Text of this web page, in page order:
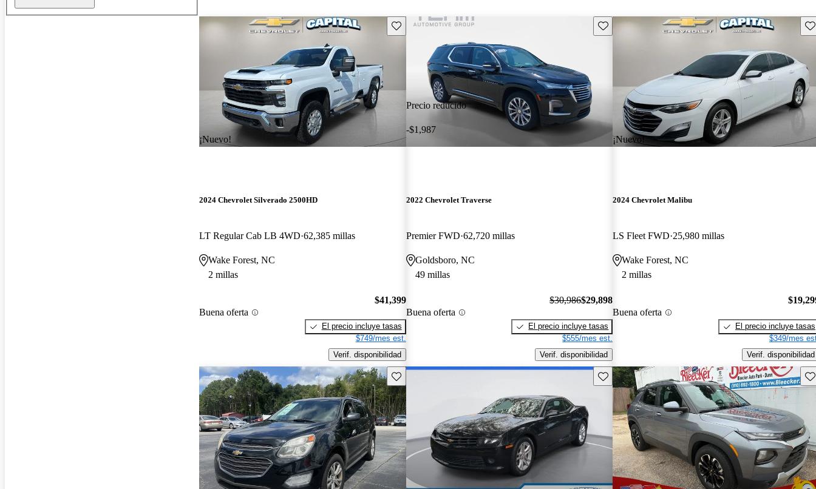
¡Nuevo!
Guarda este Aviso
2024 Chevrolet Silverado 2500HD
LT Regular Cab LB 4WD 62,385 millas
Wake Forest, NC
2 millas
Buena oferta
$41,399
El precio incluye tasas
$749/mes est.
Verif. disponibilidad
Precio reducido
-$1,987
Guarda este Aviso
2022 Chevrolet Traverse
Premier FWD 62,720 millas
Goldsboro, NC
49 millas
Buena oferta
$30,986$29,898
El precio incluye tasas
$555/mes est.
Verif. disponibilidad
¡Nuevo!
2024 Chevrolet Malibu
LS Fleet FWD 25,980 millas
Wake Forest, NC
2 millas
Buena oferta
El precio incluye tasas
$349/mes
Verif. disponibilidad
Guarda este Aviso Guarda este Aviso